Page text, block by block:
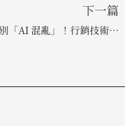
下一篇
告別「AI 混亂」！行銷技術棧瘦身指南：如何用更少工具達成更高績效？